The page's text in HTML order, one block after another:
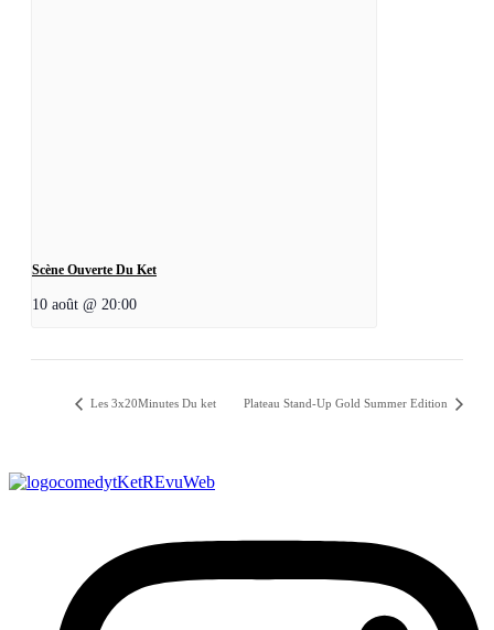
Scène Ouverte Du Ket
10 août @ 20:00
Les 3x20Minutes Du ket Plateau Stand-Up Gold Summer Edition